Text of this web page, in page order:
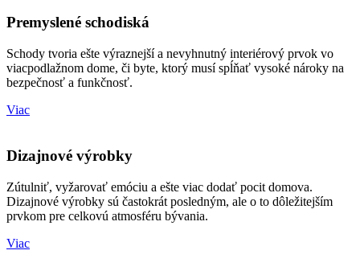
Premyslené schodiská
Schody tvoria ešte výraznejší a nevyhnutný interiérový prvok vo
viacpodlažnom dome, či byte, ktorý musí spĺňať vysoké nároky na
bezpečnosť a funkčnosť.
Viac
Dizajnové výrobky
Zútulniť, vyžarovať emóciu a ešte viac dodať pocit domova.
Dizajnové výrobky sú častokrát posledným, ale o to dôležitejším
prvkom pre celkovú atmosféru bývania.
Viac